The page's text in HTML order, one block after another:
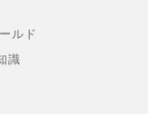
ルド
識